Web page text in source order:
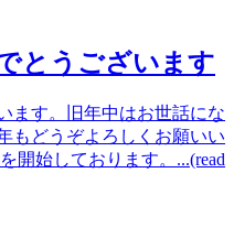
とうございます
ます。旧年中はお世話にな
もどうぞよろしくお願いい
開始しております。...(read